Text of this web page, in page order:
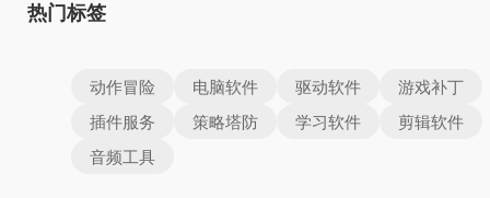
热门标签
动作冒险 电脑软件 驱动软件
游戏补丁
插件服务
策略塔防 学习软件
剪辑软件
音频工具